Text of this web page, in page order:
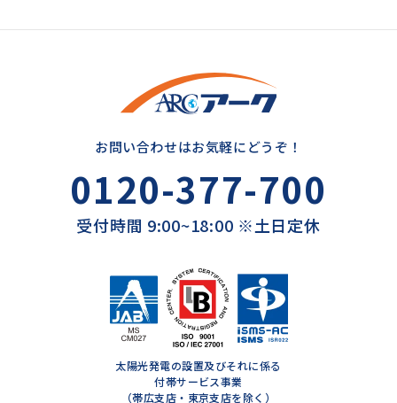
お問い合わせはお気軽にどうぞ！
0120-377-700
受付時間 9:00~18:00 ※土日定休
太陽光発電の設置及びそれに係る
付帯サービス事業
（帯広支店・東京支店を除く）